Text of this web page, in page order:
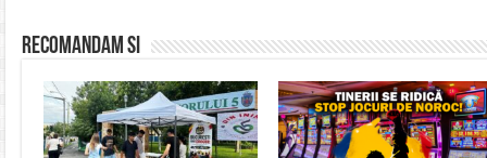
Recomandam si